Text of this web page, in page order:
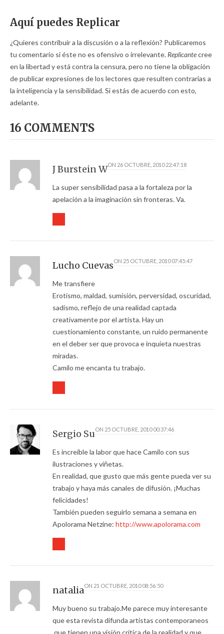
Aquí puedes Replicar
¿Quieres contribuir a la discusión o a la reflexión? Publicaremos
tu comentario si éste no es ofensivo o irrelevante. Replicantecree
en la libertad y está contra la censura, pero no tiene la obligación
de publicar expresiones de los lectores que resulten contrarias a
la inteligencia y la sensibilidad. Si estás de acuerdo con esto,
adelante.
16 COMMENTS
J Burstein WON 26 OCTUBRE, 2010 22:47:18
La super sensibilidad pasa a la fortaleza por la
apelación a la imaginación sin fronteras. Va.
Lucho CuevasON 25 OCTUBRE, 2010 07:45:47
Me transfiere
Erotismo, maldad, sumisión, perversidad, oscuridad,
sadismo, reflejo de una realidad captada
creativamente por el artista. Hay un
cuestionamiento constante, un ruido permanente
en el deber ser que provoca e inquieta nuestras
miradas.
Camilo me encanta tu trabajo.
Sergio SuON 25 OCTUBRE, 2010 00:37:46
Es increíble la labor que hace Camilo con sus
ilustraciones y viñetas.
En realidad, que gusto que más gente pueda ver su
trabajo y haya más canales de difusión. ¡Muchas
felicidades!
También pueden seguirlo semana a semana en
Apolorama Netzine: http://www.apolorama.com
nataliaON 21 OCTUBRE, 2010 08:56:50
Muy bueno su trabajo.Me parece muy interesante
que esta revista difunda artistas contemporaneos